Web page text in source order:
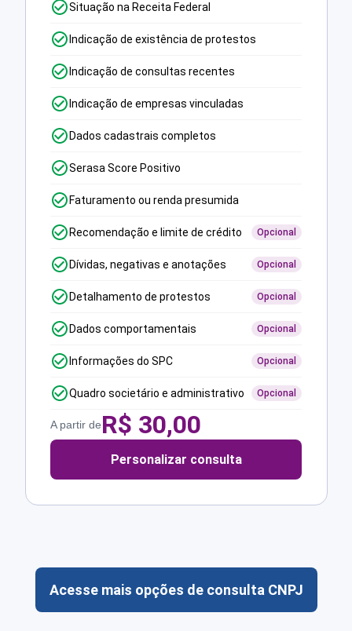
Situação na Receita Federal
Indicação de existência de protestos
Indicação de consultas recentes
Indicação de empresas vinculadas
Dados cadastrais completos
Serasa Score Positivo
Faturamento ou renda presumida
Recomendação e limite de crédito Opcional
Dívidas, negativas e anotações Opcional
Detalhamento de protestos Opcional
Dados comportamentais Opcional
Informações do SPC Opcional
Quadro societário e administrativo Opcional
A partir deR$ 30,00
Personalizar consulta
Acesse mais opções de consulta CNPJ